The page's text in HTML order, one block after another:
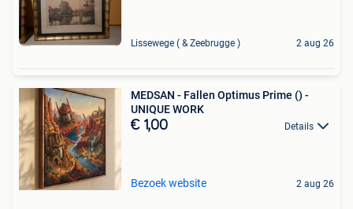
Lissewege ( & Zeebrugge ) 2 aug 26
MEDSAN - Fallen Optimus Prime () -
UNIQUE WORK
€ 1,00 Details
Bezoek website 2 aug 26